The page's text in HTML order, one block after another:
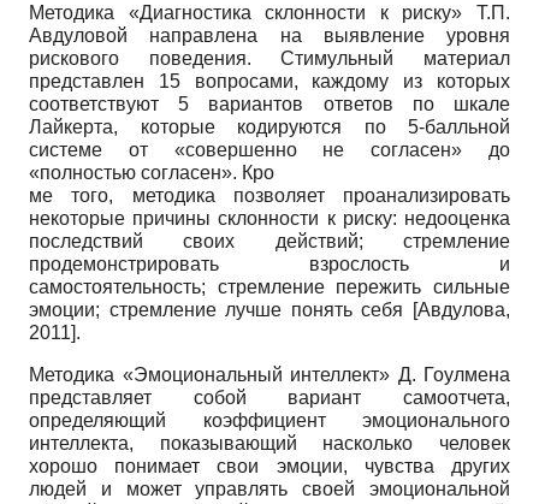
Методика «Диагностика склонности к риску» Т.П.
Авдуловой направлена на выявление уровня
рискового поведения. Стимульный материал
представлен 15 вопросами, каждому из которых
соответствуют 5 вариантов ответов по шкале
Лайкерта, которые кодируются по 5-балльной
системе от «совершенно не согласен» до
«полностью согласен». Кро­
ме того, методика позволяет проанализировать
некоторые причины склонности к риску: недооценка
последствий своих действий; стремление
продемонстрировать взрослость и
самостоятельность; стремление пережить сильные
эмоции; стремление лучше понять себя
[Авдулова,
2011].
Методика «Эмоциональный интеллект» Д. Гоулмена
представляет собой вариант самоотчета,
определяющий коэффициент эмоционального
интеллекта, показывающий насколько человек
хорошо понимает свои эмоции, чувства других
людей и может управлять своей эмоциональной